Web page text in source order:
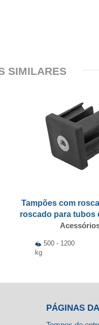
SIMILARES
Tampões com
roscado para tubos
500 - 1200
kg
PÁGINAS